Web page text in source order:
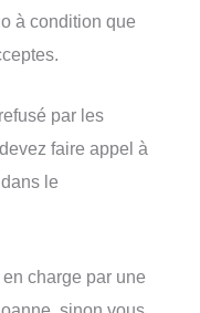
à condition que
par les
faire appel à
le
charge par une